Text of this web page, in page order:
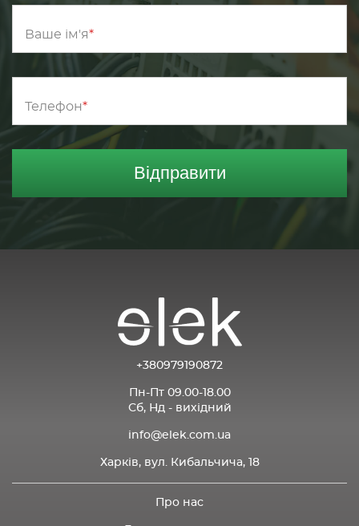
Ваше ім'я
Телефон
Відправити
+380979190872
Пн-Пт 09.00-18.00
Сб, Нд - вихідний
info@elek.com.ua
Харків, вул. Кибальчича, 18
Про нас